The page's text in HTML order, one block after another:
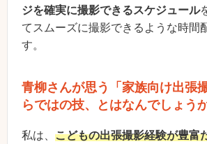
ジを確実に撮影できるスケジュール
てスムーズに撮影できるような時間
す。
青柳さんが思う「家族向け出張
らではの技、とはなんでしょう
私は、 こどもの出張撮影経験が豊富